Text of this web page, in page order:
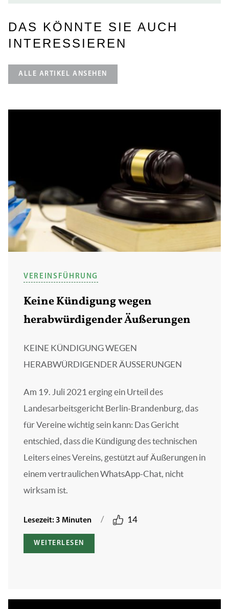
DAS KÖNNTE SIE AUCH
INTERESSIEREN
ALLE ARTIKEL ANSEHEN
VEREINSFÜHRUNG
Keine Kündigung wegen
herabwürdigender Äußerungen
KEINE KÜNDIGUNG WEGEN
HERABWÜRDIGENDER ÄUSSERUNGEN
Am 19. Juli 2021 erging ein Urteil des
Landesarbeitsgericht Berlin-Brandenburg, das
für Vereine wichtig sein kann: Das Gericht
entschied, dass die Kündigung des technischen
Leiters eines Vereins, gestützt auf Äußerungen in
einem vertraulichen WhatsApp-Chat, nicht
wirksam ist.
Lesezeit: 3 Minuten / 14
WEITERLESEN